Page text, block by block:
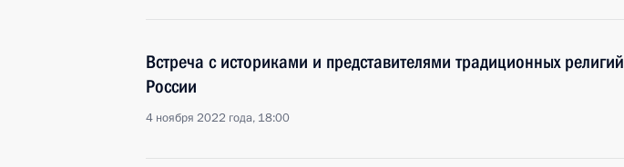
Встреча с историками и представителями традиционных религий
России
4 ноября 2022 года, 18:00